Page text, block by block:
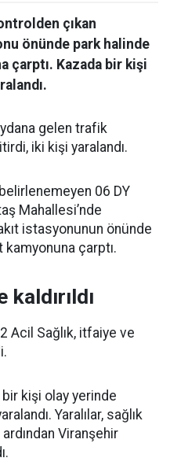
çıkan
önünde park halinde
çarptı. Kazada bir kişi
gelen trafik
iki kişi yaralandı.
06 DY
Mahallesi’nde
istasyonunun önünde
çarptı.
Acil Sağlık, itfaiye ve
kişi olay yerinde
Yaralılar, sağlık
Viranşehir